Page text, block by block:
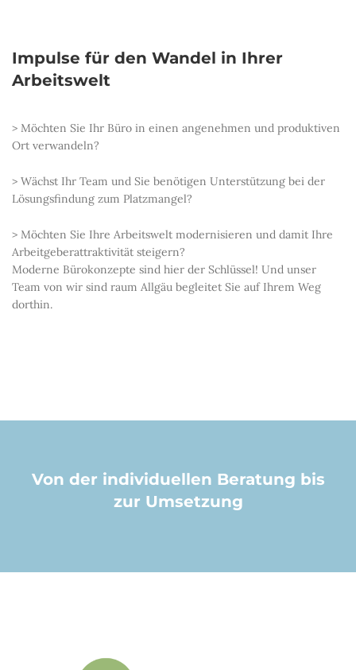
Impulse für den Wandel in Ihrer
Arbeitswelt
> Möchten Sie Ihr Büro in einen angenehmen und produktiven
Ort verwandeln?
> Wächst Ihr Team und Sie benötigen Unterstützung bei der
Lösungsfindung zum Platzmangel?
> Möchten Sie Ihre Arbeitswelt modernisieren und damit Ihre
Arbeitgeberattraktivität steigern?
Moderne Bürokonzepte sind hier der Schlüssel! Und unser
Team von wir sind raum Allgäu begleitet Sie auf Ihrem Weg
dorthin.
Von der individuellen Beratung bis
zur Umsetzung